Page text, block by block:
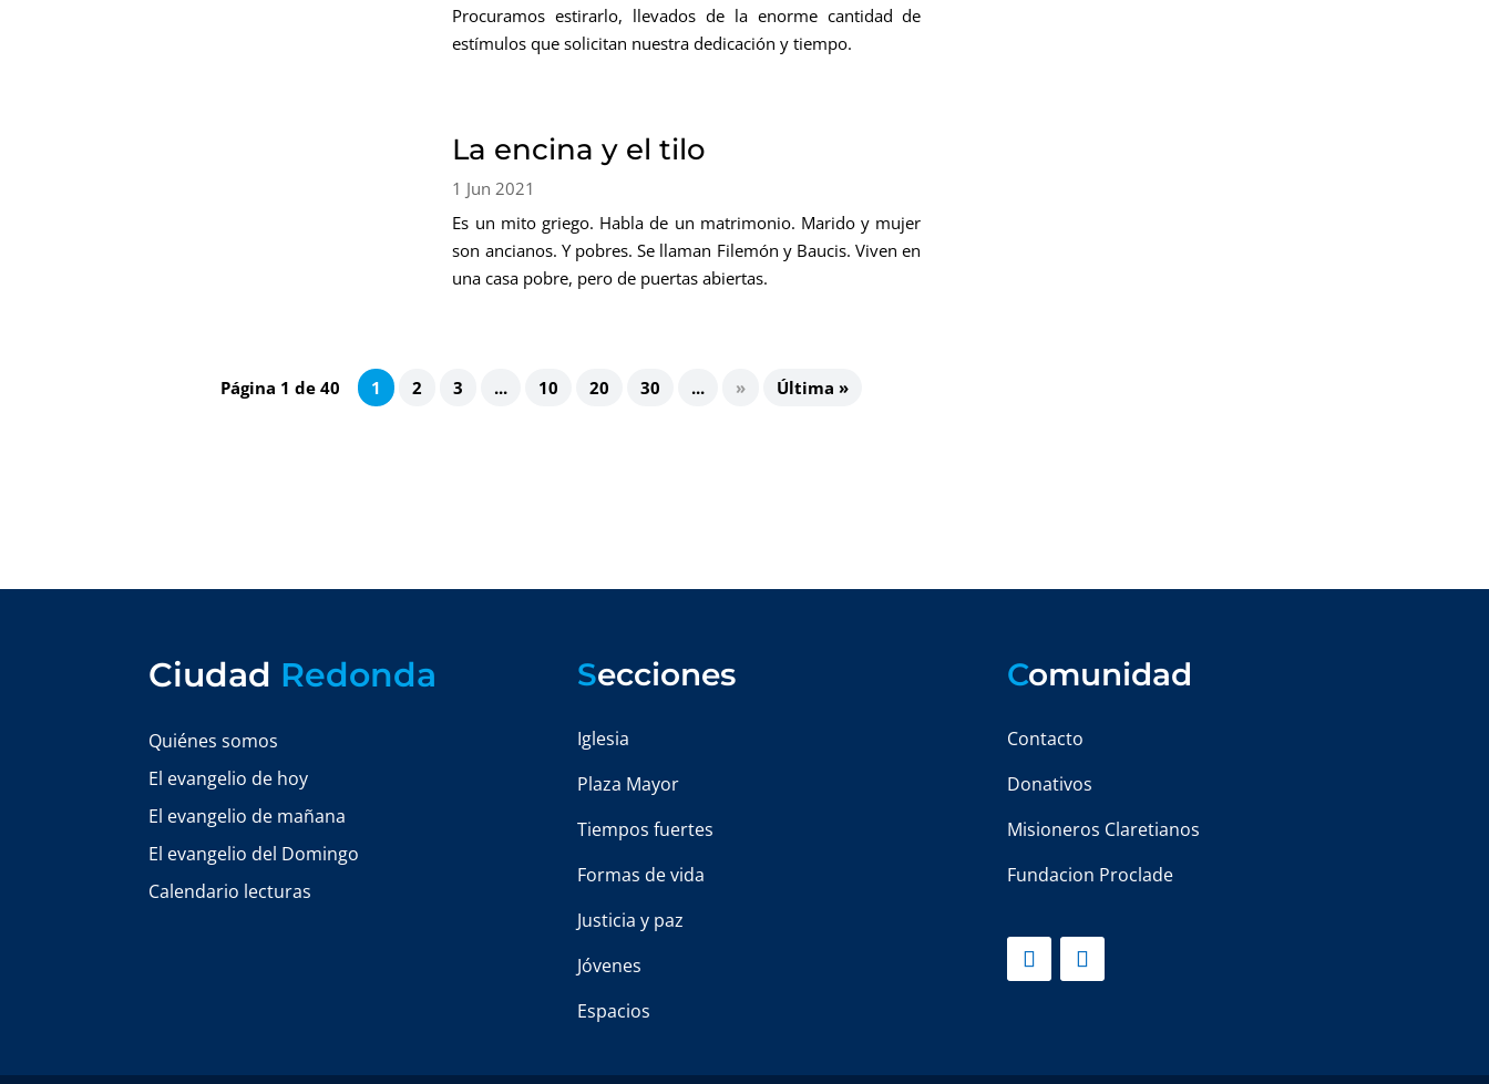
Procuramos estirarlo, llevados de la enorme cantidad de
estímulos que solicitan nuestra dedicación y tiempo.
La encina y el tilo
1 Jun 2021
Es un mito griego. Habla de un matrimonio. Marido y mujer
son ancianos. Y pobres. Se llaman Filemón y Baucis. Viven en
una casa pobre, pero de puertas abiertas.
Página 1 de 40 1 2 3 ... 10 20 30 ... » Última »
Ciudad Redonda
Quiénes somos
El evangelio de hoy
El evangelio de mañana
El evangelio del Domingo
Calendario lecturas
Secciones
Iglesia
Plaza Mayor
Tiempos fuertes
Formas de vida
Justicia y paz
Jóvenes
Espacios
Comunidad
Contacto
Donativos
Misioneros Claretianos
Fundacion Proclade